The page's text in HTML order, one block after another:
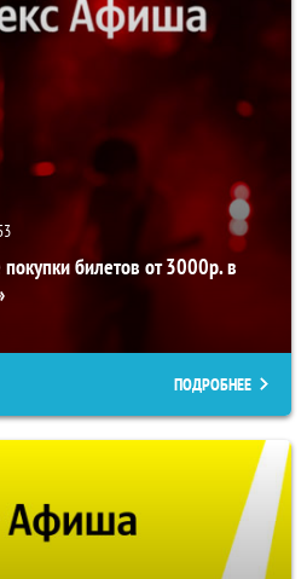
билетов от 3000р. в
ПОДРОБНЕЕ